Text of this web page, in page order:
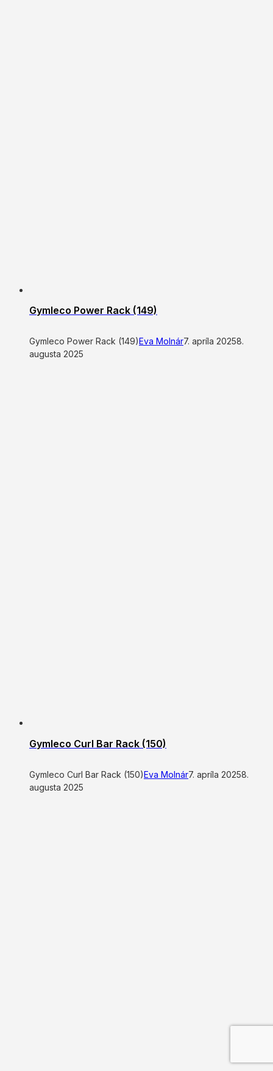
Gymleco Power Rack (149)
Gymleco Power Rack (149)Eva Molnár7. apríla 20258.
augusta 2025
Gymleco Curl Bar Rack (150)
Gymleco Curl Bar Rack (150)Eva Molnár7. apríla 20258.
augusta 2025